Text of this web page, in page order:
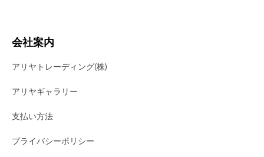
会社案内
アリヤトレーディング(株)
アリヤギャラリー
支払い方法
プライバシーポリシー